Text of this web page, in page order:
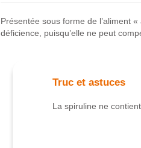
Présentée sous forme de l’aliment
déficience, puisqu’elle ne peut
Truc et astuces
La spiruline ne